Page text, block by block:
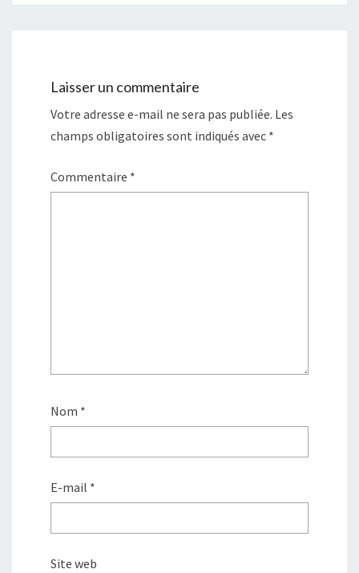
Laisser un commentaire
Votre adresse e-mail ne sera pas publiée. Les
champs obligatoires sont indiqués avec *
Commentaire *
Nom *
E-mail *
Site web